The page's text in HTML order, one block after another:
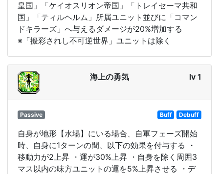
皇国」「ケイオスリオン帝国」「トレイセーマ共和
国」「ティルヘルム」所属ユニット並びに「コマン
ドキラーズ」へ与えるダメージが20%増加する
※「擬彩されし不可逆世界」ユニットは除く
海上の勇気 lv 1
Passive Buff Debuff
自身が地形【水場】にいる場合、自軍フェーズ開始
時、自身に1ターンの間、以下の効果を付与する ・
移動力が2上昇 ・運が30%上昇 ・自身を除く周囲3
マス以内の味方ユニットの運を5%上昇させる ・デ